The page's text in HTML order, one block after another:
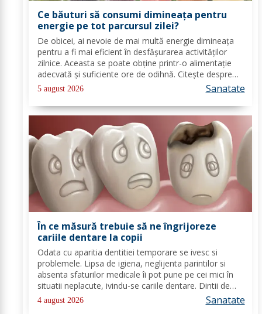
Ce băuturi să consumi dimineața pentru
energie pe tot parcursul zilei?
De obicei, ai nevoie de mai multă energie dimineața
pentru a fi mai eficient în desfășurarea activităților
zilnice. Aceasta se poate obține printr-o alimentație
adecvată și suficiente ore de odihnă. Citește despre
băuturile care pot oferi energie dimineața. În general,
oamenii aleg să bea cafea...
5 august 2026 Sanatate
În ce măsură trebuie să ne îngrijoreze
cariile dentare la copii
Odata cu aparitia dentitiei temporare se ivesc si
problemele. Lipsa de igiena, neglijenta parintilor si
absenta sfaturilor medicale îi pot pune pe cei mici în
situatii neplacute, ivindu-se cariile dentare. Dintii de
lapte se pot caria asemenea celor permanenti,
diferenta mare este ca structura...
4 august 2026 Sanatate